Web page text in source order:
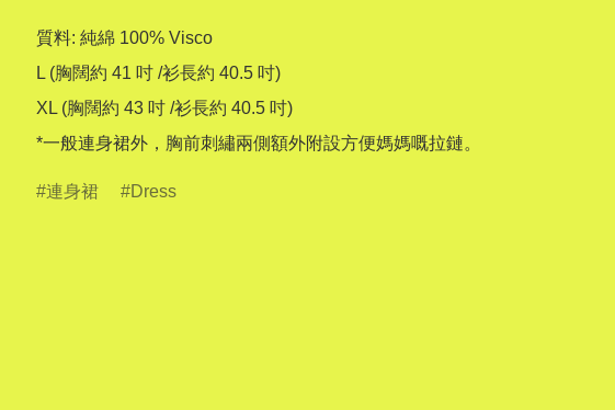
質料: 純綿 100% Visco
L (胸闊約 41 吋 /衫長約 40.5 吋)
XL (胸闊約 43 吋 /衫長約 40.5 吋)
*一般連身裙外，胸前刺繡兩側額外附設方便媽媽嘅拉鏈。
連身裙 Dress